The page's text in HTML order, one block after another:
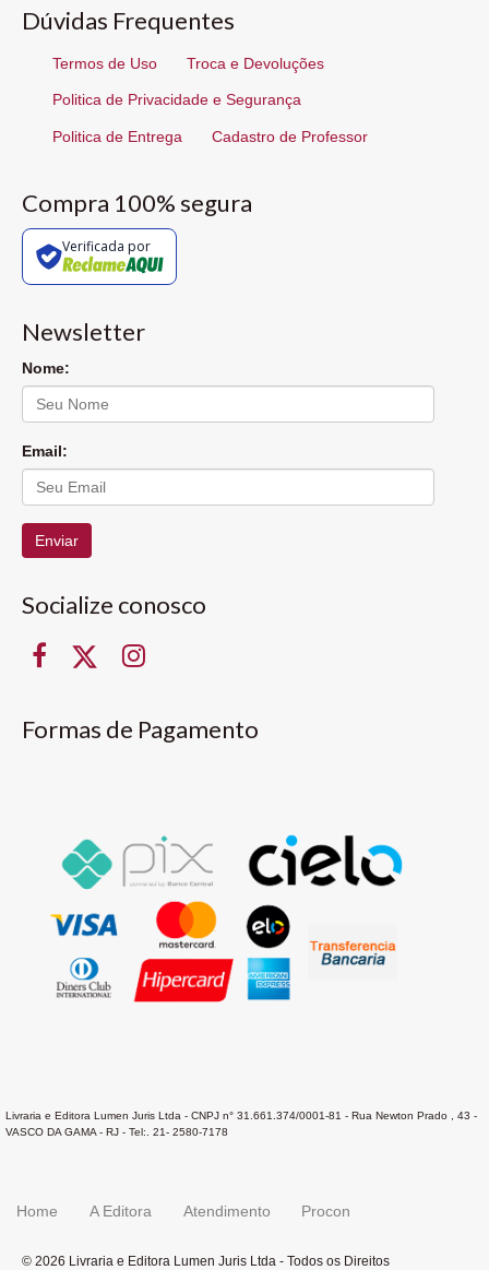
Dúvidas Frequentes
Termos de Uso Troca e Devoluções
Politica de Privacidade e Segurança
Politica de Entrega Cadastro de Professor
Compra 100% segura
Verificada por
Newsletter
Nome:
Email:
Enviar
Socialize conosco
Formas de Pagamento
Livraria e Editora Lumen Juris Ltda - CNPJ n° 31.661.374/0001-81 - Rua Newton Prado , 43 -
VASCO DA GAMA - RJ - Tel:. 21- 2580-7178
Home A Editora Atendimento Procon
© 2026 Livraria e Editora Lumen Juris Ltda - Todos os Direitos